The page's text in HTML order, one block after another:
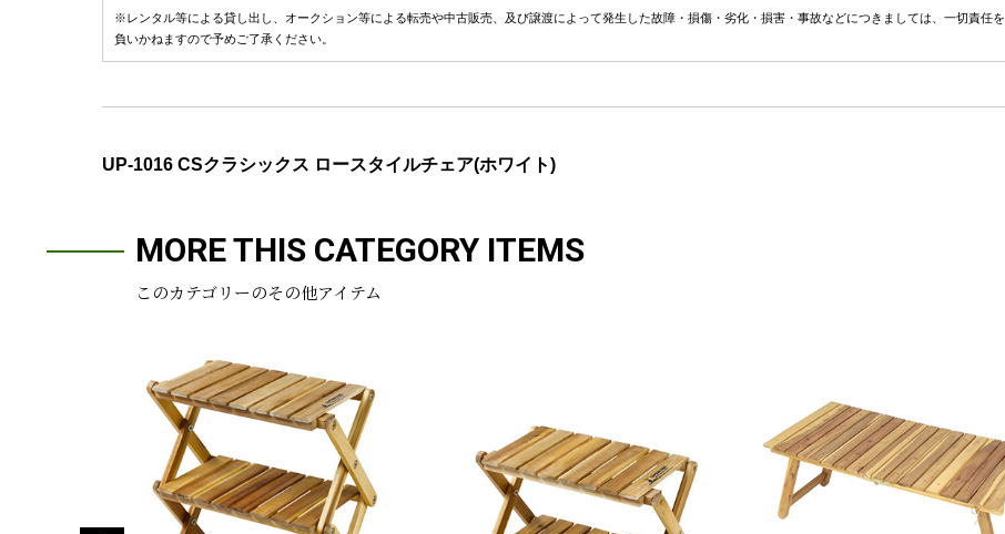
※レンタル等による貸し出し、オークション等による転売や中古販売、及び譲渡によって発生した故障・損傷・劣化・損害・事故などにつきましては、一切責任を
負いかねますので予めご了承ください。
UP-1016 CSクラシックス ロースタイルチェア(ホワイト)
MORE THIS CATEGORY ITEMS
このカテゴリーのその他アイテム